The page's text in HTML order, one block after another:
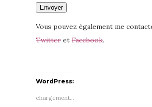
Envoyer
Vous pouvez également me
Twitter et Facebook.
WordPress:
chargement…